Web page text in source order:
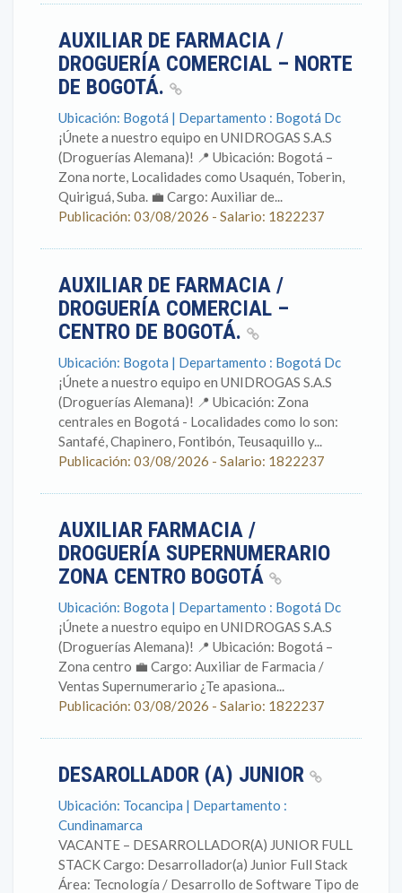
AUXILIAR DE FARMACIA /
DROGUERÍA COMERCIAL – NORTE
DE BOGOTÁ.
Ubicación: Bogotá | Departamento : Bogotá Dc
¡Únete a nuestro equipo en UNIDROGAS S.A.S
(Droguerías Alemana)! 📍 Ubicación: Bogotá –
Zona norte, Localidades como Usaquén, Toberin,
Quiriguá, Suba. 💼 Cargo: Auxiliar de...
Publicación: 03/08/2026 - Salario: 1822237
AUXILIAR DE FARMACIA /
DROGUERÍA COMERCIAL –
CENTRO DE BOGOTÁ.
Ubicación: Bogota | Departamento : Bogotá Dc
¡Únete a nuestro equipo en UNIDROGAS S.A.S
(Droguerías Alemana)! 📍 Ubicación: Zona
centrales en Bogotá - Localidades como lo son:
Santafé, Chapinero, Fontibón, Teusaquillo y...
Publicación: 03/08/2026 - Salario: 1822237
AUXILIAR FARMACIA /
DROGUERÍA SUPERNUMERARIO
ZONA CENTRO BOGOTÁ
Ubicación: Bogota | Departamento : Bogotá Dc
¡Únete a nuestro equipo en UNIDROGAS S.A.S
(Droguerías Alemana)! 📍 Ubicación: Bogotá –
Zona centro 💼 Cargo: Auxiliar de Farmacia /
Ventas Supernumerario ¿Te apasiona...
Publicación: 03/08/2026 - Salario: 1822237
DESAROLLADOR (A) JUNIOR
Ubicación: Tocancipa | Departamento :
Cundinamarca
VACANTE – DESARROLLADOR(A) JUNIOR FULL
STACK Cargo: Desarrollador(a) Junior Full Stack
Área: Tecnología / Desarrollo de Software Tipo de